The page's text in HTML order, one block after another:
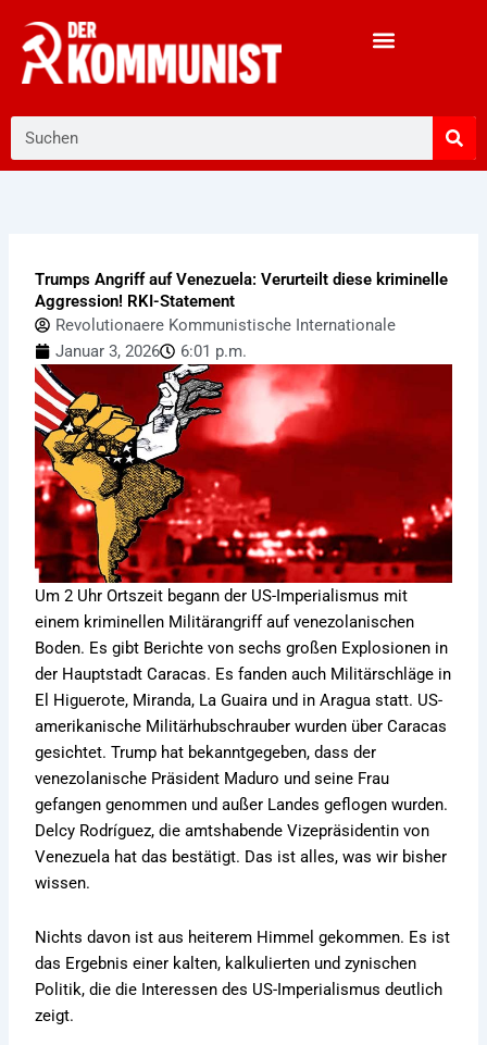
Inhalt
springen
Trumps Angriff auf Venezuela: Verurteilt diese kriminelle
Aggression! RKI-Statement
Revolutionaere Kommunistische Internationale
Januar 3, 2026
6:01 p.m.
Um 2 Uhr Ortszeit begann der US-Imperialismus mit
einem kriminellen Militärangriff auf venezolanischen
Boden. Es gibt Berichte von sechs großen Explosionen in
der Hauptstadt Caracas. Es fanden auch Militärschläge in
El Higuerote, Miranda, La Guaira und in Aragua statt. US-
amerikanische Militärhubschrauber wurden über Caracas
gesichtet. Trump hat bekanntgegeben, dass der
venezolanische Präsident Maduro und seine Frau
gefangen genommen und außer Landes geflogen wurden.
Delcy Rodríguez, die amtshabende Vizepräsidentin von
Venezuela hat das bestätigt. Das ist alles, was wir bisher
wissen.
Nichts davon ist aus heiterem Himmel gekommen. Es ist
das Ergebnis einer kalten, kalkulierten und zynischen
Politik, die die Interessen des US-Imperialismus deutlich
zeigt.